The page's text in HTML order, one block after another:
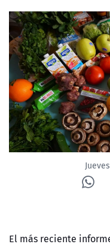
NTV
ACTUALIDAD Y
CORPORATIVO Y
CANAL DE DENUNCIAS
ÁREA DE PROYECTOS
El más reciente